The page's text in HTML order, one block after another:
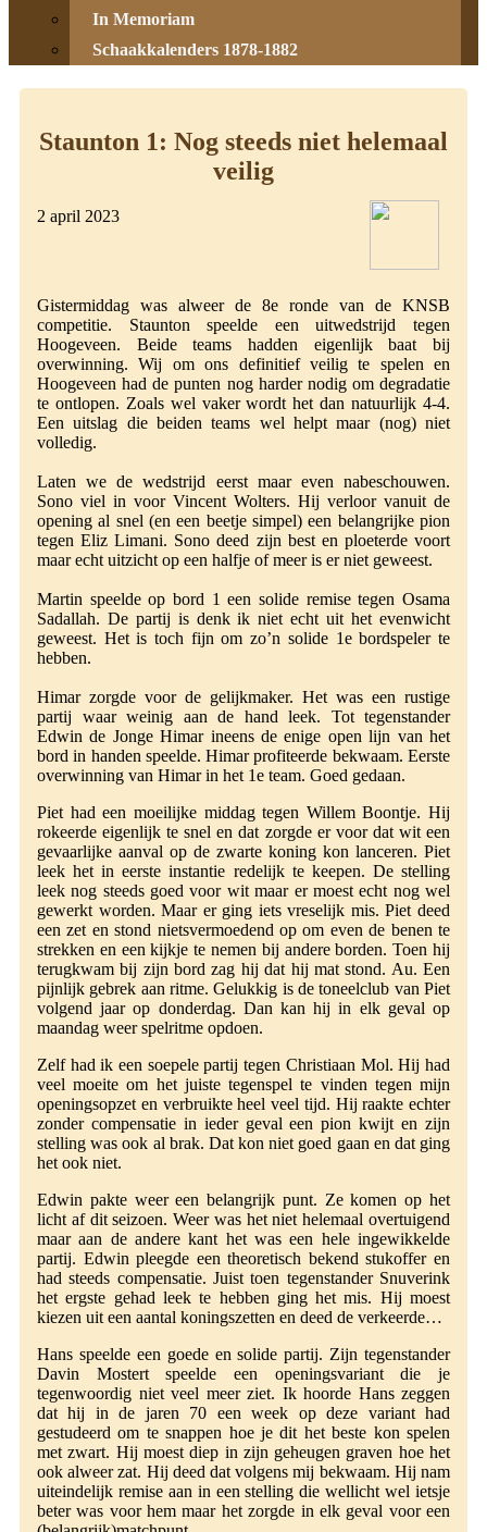
In Memoriam
Schaakkalenders 1878-1882
Staunton 1: Nog steeds niet helemaal
veilig
2 april 2023
Gistermiddag was alweer de 8e ronde van de KNSB
competitie. Staunton speelde een uitwedstrijd tegen
Hoogeveen. Beide teams hadden eigenlijk baat bij
overwinning. Wij om ons definitief veilig te spelen en
Hoogeveen had de punten nog harder nodig om degradatie
te ontlopen. Zoals wel vaker wordt het dan natuurlijk 4-4.
Een uitslag die beiden teams wel helpt maar (nog) niet
volledig.
Laten we de wedstrijd eerst maar even nabeschouwen.
Sono viel in voor Vincent Wolters. Hij verloor vanuit de
opening al snel (en een beetje simpel) een belangrijke pion
tegen Eliz Limani. Sono deed zijn best en ploeterde voort
maar echt uitzicht op een halfje of meer is er niet geweest.
Martin speelde op bord 1 een solide remise tegen Osama
Sadallah. De partij is denk ik niet echt uit het evenwicht
geweest. Het is toch fijn om zo’n solide 1e bordspeler te
hebben.
Himar zorgde voor de gelijkmaker. Het was een rustige
partij waar weinig aan de hand leek. Tot tegenstander
Edwin de Jonge Himar ineens de enige open lijn van het
bord in handen speelde. Himar profiteerde bekwaam. Eerste
overwinning van Himar in het 1e team. Goed gedaan.
Piet had een moeilijke middag tegen Willem Boontje. Hij
rokeerde eigenlijk te snel en dat zorgde er voor dat wit een
gevaarlijke aanval op de zwarte koning kon lanceren. Piet
leek het in eerste instantie redelijk te keepen. De stelling
leek nog steeds goed voor wit maar er moest echt nog wel
gewerkt worden. Maar er ging iets vreselijk mis. Piet deed
een zet en stond nietsvermoedend op om even de benen te
strekken en een kijkje te nemen bij andere borden. Toen hij
terugkwam bij zijn bord zag hij dat hij mat stond. Au. Een
pijnlijk gebrek aan ritme. Gelukkig is de toneelclub van Piet
volgend jaar op donderdag. Dan kan hij in elk geval op
maandag weer spelritme opdoen.
Zelf had ik een soepele partij tegen Christiaan Mol. Hij had
veel moeite om het juiste tegenspel te vinden tegen mijn
openingsopzet en verbruikte heel veel tijd. Hij raakte echter
zonder compensatie in ieder geval een pion kwijt en zijn
stelling was ook al brak. Dat kon niet goed gaan en dat ging
het ook niet.
Edwin pakte weer een belangrijk punt. Ze komen op het
licht af dit seizoen. Weer was het niet helemaal overtuigend
maar aan de andere kant het was een hele ingewikkelde
partij. Edwin pleegde een theoretisch bekend stukoffer en
had steeds compensatie. Juist toen tegenstander Snuverink
het ergste gehad leek te hebben ging het mis. Hij moest
kiezen uit een aantal koningszetten en deed de verkeerde…
Hans speelde een goede en solide partij. Zijn tegenstander
Davin Mostert speelde een openingsvariant die je
tegenwoordig niet veel meer ziet. Ik hoorde Hans zeggen
dat hij in de jaren 70 een week op deze variant had
gestudeerd om te snappen hoe je dit het beste kon spelen
met zwart. Hij moest diep in zijn geheugen graven hoe het
ook alweer zat. Hij deed dat volgens mij bekwaam. Hij nam
uiteindelijk remise aan in een stelling die wellicht wel ietsje
beter was voor hem maar het zorgde in elk geval voor een